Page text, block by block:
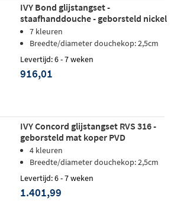
IVY Bond glijstangset -
staafhanddouche - geborsteld nickel
PVD7 kleuren
Breedte/diameter douchekop: 2,5cm
Levertijd: 6 - 7 weken
916,01
IVY Concord glijstangset RVS 316 -
geborsteld mat koper PVD
4 kleuren
Breedte/diameter douchekop: 2,5cm
Levertijd: 6 - 7 weken
1.401,99